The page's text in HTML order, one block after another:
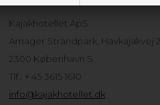
Kajakhotellet ApS
Amager Strandpark, Havkajakvej 2
2300 København S
Tlf.: + 45 3615 1610
info@kajakhotellet.dk